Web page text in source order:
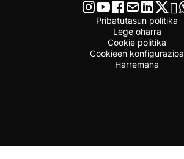
Pribatutasun politika
Lege oharra
Cookie politika
Cookieen konfigurazioa
Harremana